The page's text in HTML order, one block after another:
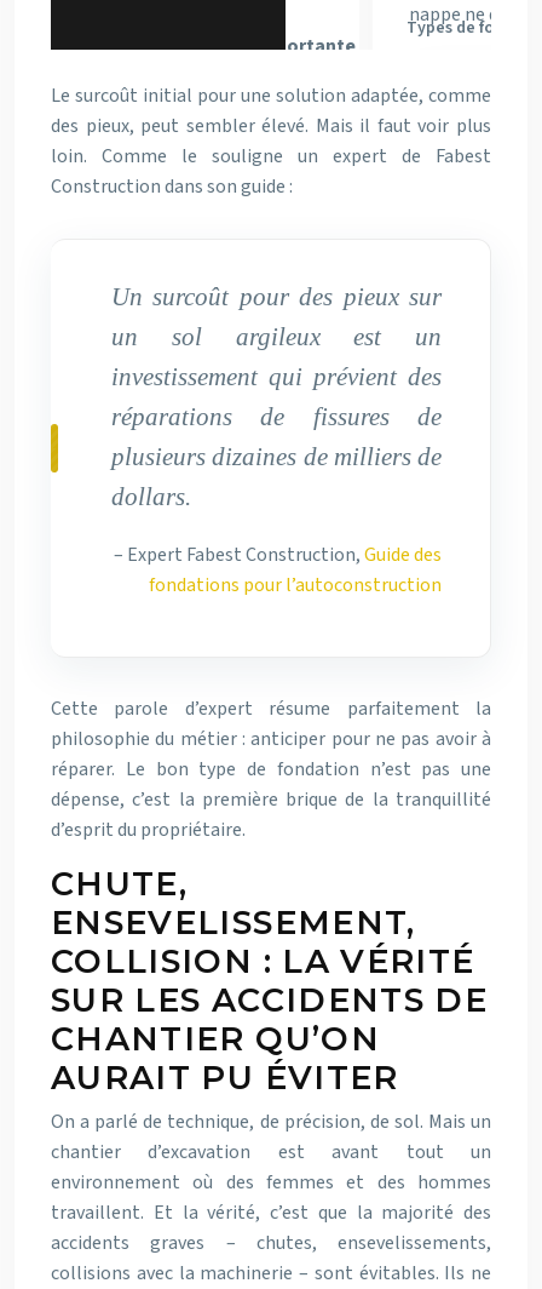
Types de
Le surcoût initial pour une solution adaptée, comme
des pieux, peut sembler élevé. Mais il faut voir plus
loin. Comme le souligne un expert de Fabest
Construction dans son guide :
Un surcoût pour des pieux sur
un sol argileux est un
investissement qui prévient des
réparations de fissures de
plusieurs dizaines de milliers de
dollars.
– Expert Fabest Construction,Guide des
fondations pour l’autoconstruction
Cette parole d’expert résume parfaitement la
philosophie du métier : anticiper pour ne pas avoir à
réparer. Le bon type de fondation n’est pas une
dépense, c’est la première brique de la tranquillité
d’esprit du propriétaire.
CHUTE,
ENSEVELISSEMENT,
COLLISION : LA VÉRITÉ
SUR LES ACCIDENTS DE
CHANTIER QU’ON
AURAIT PU ÉVITER
On a parlé de technique, de précision, de sol. Mais un
chantier d’excavation est avant tout un
environnement où des femmes et des hommes
travaillent. Et la vérité, c’est que la majorité des
accidents graves – chutes, ensevelissements,
collisions avec la machinerie – sont évitables. Ils ne